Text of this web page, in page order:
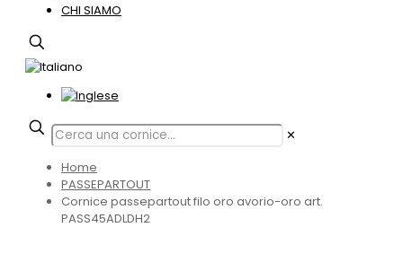
CHI SIAMO
✕
Home
PASSEPARTOUT
Cornice passepartout filo oro avorio-oro art.
PASS45ADLDH2